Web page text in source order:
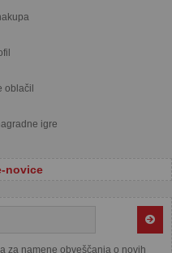
oblačil
igre
novice
za namene obveščanja o novih